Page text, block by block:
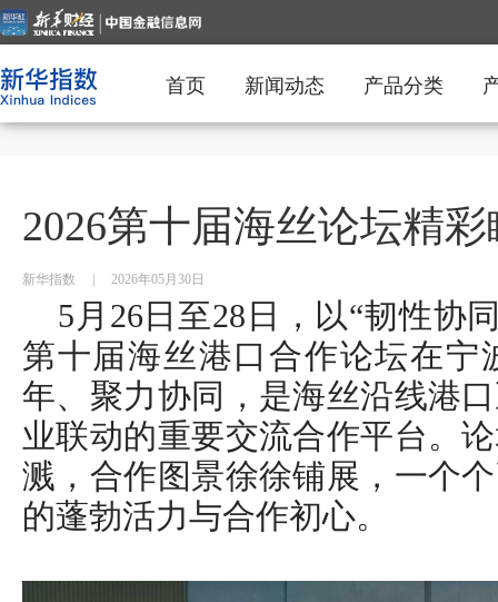
首页 新闻动态 产品分类
2026第十届海丝论坛精
新华指数 2026年05月30日
5月26日至28日，以“韧性协
第十届海丝港口合作论坛在宁
年、聚力协同，是海丝沿线港
业联动的重要交流合作平台。
溅，合作图景徐徐铺展，一个
的蓬勃活力与合作初心。